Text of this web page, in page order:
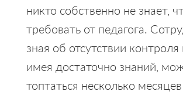
никто собственно не знает,
требовать от педагога.
зная об отсутствии
имея достаточно знаний,
топтаться несколько